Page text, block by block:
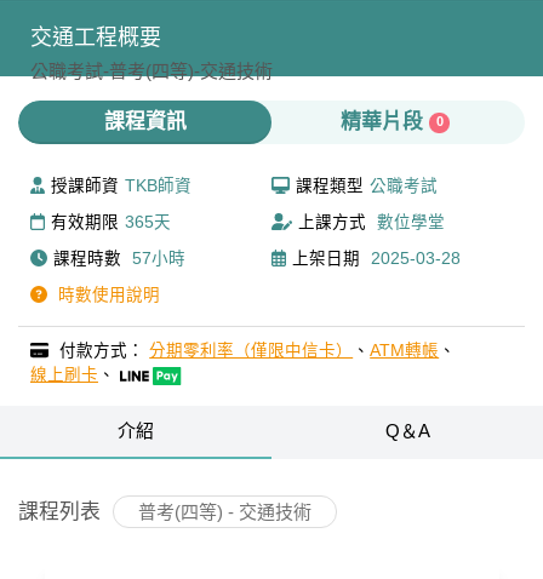
交通工程概要
公職考試-普考(四等)-交通技術
課程資訊 精華片段 0
授課師資 TKB師資 課程類型 公職考試
有效期限 365天 上課方式
數位學堂
課程時數
57小時 上架日期
2025-03-28
時數使用說明
付款方式：分期零利率（僅限中信卡） 、ATM轉帳 、
線上刷卡 、
介紹 Q＆A
課程列表 普考(四等) - 交通技術